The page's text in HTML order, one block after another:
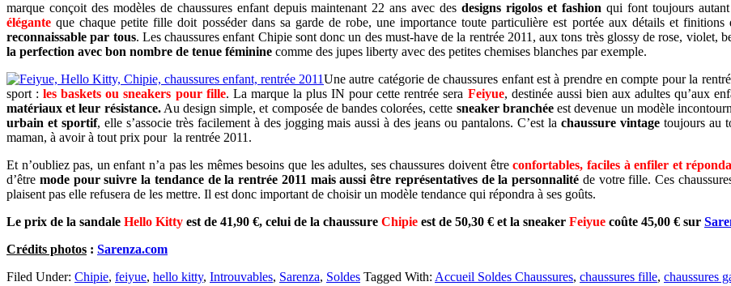
marque conçoit des modèles de chaussures enfant depuis maintenant 22 ans avec des designs rigolos et fashion qui font toujours
élégante que chaque petite fille doit posséder dans sa garde de robe, une importance toute particulière est portée aux détails et
reconnaissable par tous. Les chaussures enfant Chipie sont donc un des must-have de la rentrée 2011, aux tons très glossy de rose, violet,
la perfection avec bon nombre de tenue féminine comme des jupes liberty avec des petites chemises blanches par exemple.
Une autre catégorie de chaussures enfant est à prendre en compte pour la
sport :les baskets ou sneakers pour fille. La marque la plus IN pour cette rentrée sera Feiyue, destinée aussi bien aux adultes qu’aux
matériaux et leur résistance.Au design simple, et composée de bandes colorées, cette sneaker branchéeest devenue un modèle
urbain et sportif, elle s’associe très facilement à des jogging mais aussi à des jeans ou pantalons. C’est la chaussure vintagetoujours au
maman, à avoir à tout prix pour la rentrée 2011.
Et n’oubliez pas, un enfant n’a pas les mêmes besoins que les adultes, ses chaussures doivent être confortables, faciles à enfiler et
d’être mode pour suivre la tendance de la rentrée 2011 mais aussi être représentatives de la personnalité de votre fille. Ces
plaisent pas elle refusera de les mettre. Il est donc important de choisir un modèle tendance qui répondra à ses goûts.
Le prix de la sandale Hello Kitty est de 41,90 €, celui de la chaussure Chipie est de 50,30 € et la sneaker Feiyue coûte 45,00 € sur
Crédits photos : Sarenza.com
Filed Under: Chipie, feiyue, hello kitty, Introuvables, Sarenza, Soldes Tagged With: Accueil Soldes Chaussures, chaussures fille, chaussures